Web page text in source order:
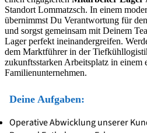
Standort Lommatzsch. In einem
übernimmst Du Verantwortung für
und sorgst gemeinsam mit Deinem
Lager perfekt ineinandergreifen.
dem Marktführer in der
zukunftsstarken Arbeitsplatz in einem
Familienunternehmen.
Deine Aufgaben:
Operative Abwicklung unserer